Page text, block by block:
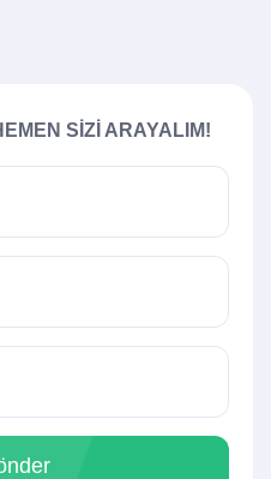
SIZI ARAYALIM!